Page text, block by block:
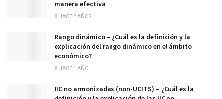
manera efectiva
HACE 2 AÑOS
Rango dinámico – ¿Cuál es la definición y la
explicación del rango dinámico en el ámbito
económico?
HACE 1 AÑO
IIC no armonizadas (non-UCITS) – ¿Cuál es la